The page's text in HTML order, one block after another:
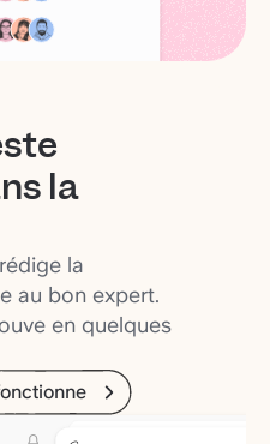
la
la
au bon expert.
en quelques